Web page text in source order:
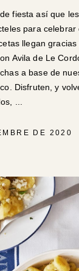
fiesta así que
para celebrar
llegan gracias
Avila de Le
a base de
Disfruten, y
DE 2020